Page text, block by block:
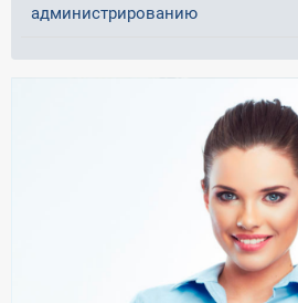
администрированию